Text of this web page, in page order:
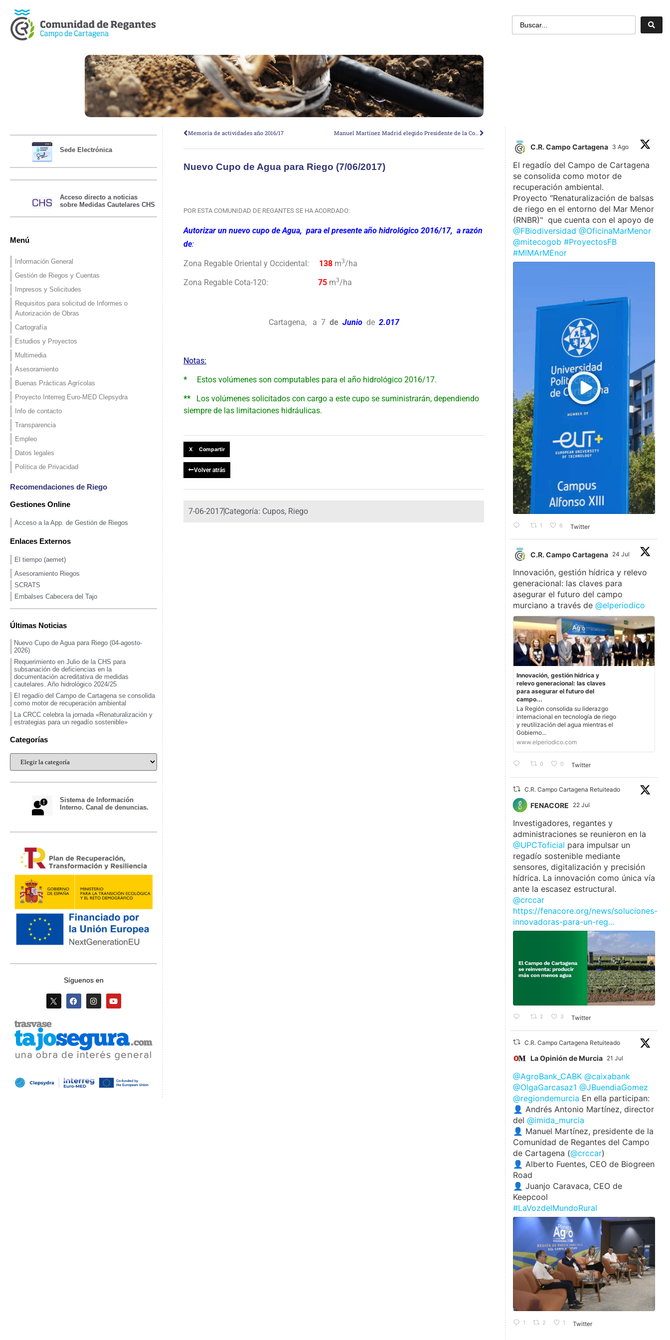
Sede Electrónica
Acceso directo a noticias
sobre Medidas Cautelares CHS
Menú
Información General
Gestión de Riegos y Cuentas
Impresos y Solicitudes
Requisitos para solicitud de Informes o
Autorización de Obras
Cartografía
Estudios y Proyectos
Multimedia
Asesoramiento
Buenas Prácticas Agrícolas
Proyecto Interreg Euro-MED Clepsydra
Info de contacto
Transparencia
Empleo
Datos legales
Política de Privacidad
Recomendaciones de Riego
Gestiones Online
Acceso a la App. de Gestión de Riegos
Enlaces Externos
El tiempo (aemet)
Asesoramiento Riegos
SCRATS
Embalses Cabecera del Tajo
Últimas Noticias
Nuevo Cupo de Agua para Riego (04-agosto-
2026)
Requerimiento en Julio de la CHS para
subsanación de deficiencias en la
documentación acreditativa de medidas
cautelares. Año hidrológico 2024/25
El regadío del Campo de Cartagena se consolida
como motor de recuperación ambiental
La CRCC celebra la jornada «Renaturalización y
estrategias para un regadío sostenible»
Categorías
Sistema de Información
Interno. Canal de denuncias.
Síguenos en
Memoria de actividades año 2016/17 Manuel Martínez Madrid elegido Presidente de la Comunidad de Regantes del Campo de Cartagena
Nuevo Cupo de Agua para Riego (7/06/2017)
POR ESTA COMUNIDAD DE REGANTES SE HA ACORDADO:
Autorizar un nuevo cupo de Agua, para el presente año hidrológico 2016/17, a razón
de:
Zona Regable Oriental y Occidental: 138 m3/ha
Zona Regable Cota-120: 75 m3/ha
Cartagena, a 7 de Juniode 2.017
Notas:
* Estos volúmenes son computables para el año hidrológico 2016/17.
** Los volúmenes solicitados con cargo a este cupo se suministrarán, dependiendo
siempre de las limitaciones hidráulicas.
X Compartir
Volver atrás
7-06-2017Categoría: Cupos, Riego
C.R. Campo Cartagena 3 Ago
El regadío del Campo de Cartagena
se consolida como motor de
recuperación ambiental.
Proyecto "Renaturalización de balsas
de riego en el entorno del Mar Menor
(RNBR)" que cuenta con el apoyo de
@FBiodiversidad @OficinaMarMenor
@mitecogob #ProyectosFB
#MIMArMEnor
1 6 Twitter
C.R. Campo Cartagena 24 Jul
Innovación, gestión hídrica y relevo
generacional: las claves para
asegurar el futuro del campo
murciano a través de@elperiodico
Innovación, gestión hídrica y
relevo generacional: las claves
para asegurar el futuro del
campo...
La Región consolida su liderazgo
internacional en tecnología de riego
y reutilización del agua mientras el
Gobierno...
www.elperiodico.com
0 0 Twitter
C.R. Campo Cartagena Retuiteado
FENACORE 22 Jul
Investigadores, regantes y
administraciones se reunieron en la
@UPCToficial para impulsar un
regadío sostenible mediante
sensores, digitalización y precisión
hídrica. La innovación como única vía
ante la escasez estructural.
@crccar
https://fenacore.org/news/soluciones-
innovadoras-para-un-reg...
2 3 Twitter
C.R. Campo Cartagena Retuiteado
La Opinión de Murcia 21 Jul
@AgroBank_CABK @caixabank
@OlgaGarcasaz1 @JBuendiaGomez
@regiondemurcia En ella participan:
👤 Andrés Antonio Martínez, director
del@imida_murcia
👤 Manuel Martínez, presidente de la
Comunidad de Regantes del Campo
de Cartagena (@crccar)
👤 Alberto Fuentes, CEO de Biogreen
Road
👤 Juanjo Caravaca, CEO de
Keepcool
#LaVozdelMundoRural
1 2 1 Twitter